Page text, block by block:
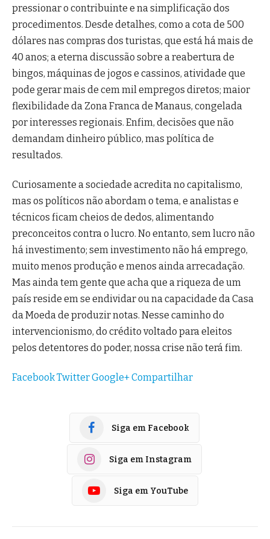
pressionar o contribuinte e na simplificação dos
procedimentos. Desde detalhes, como a cota de 500
dólares nas compras dos turistas, que está há mais de
40 anos; a eterna discussão sobre a reabertura de
bingos, máquinas de jogos e cassinos, atividade que
pode gerar mais de cem mil empregos diretos; maior
flexibilidade da Zona Franca de Manaus, congelada
por interesses regionais. Enfim, decisões que não
demandam dinheiro público, mas política de
resultados.
Curiosamente a sociedade acredita no capitalismo,
mas os políticos não abordam o tema, e analistas e
técnicos ficam cheios de dedos, alimentando
preconceitos contra o lucro. No entanto, sem lucro não
há investimento; sem investimento não há emprego,
muito menos produção e menos ainda arrecadação.
Mas ainda tem gente que acha que a riqueza de um
país reside em se endividar ou na capacidade da Casa
da Moeda de produzir notas. Nesse caminho do
intervencionismo, do crédito voltado para eleitos
pelos detentores do poder, nossa crise não terá fim.
FacebookTwitterGoogle+Compartilhar
Siga em Facebook
Siga em Instagram
Siga em YouTube